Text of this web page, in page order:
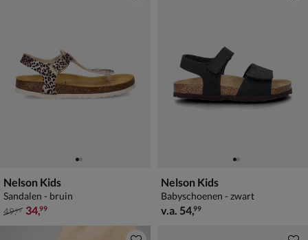
Nelson Kids
Sandalen - bruin
van € 49,99 voor € 34,99
49,99 34,99
Nelson Kids
Babyschoenen - zwart
vanaf € 54,99
v.a. 54,99